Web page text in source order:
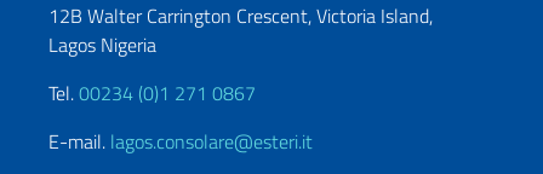
12B Walter Carrington Crescent, Victoria Island,
Lagos Nigeria
Tel.00234 (0)1 271 0867
E-mail. lagos.consolare@esteri.it